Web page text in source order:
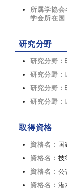
所属学協会
学会所在国
研究分野
研究分野：
研究分野：
研究分野：
研究分野：
取得資格
資格名： 国
資格名： 技
資格名： 公
資格名： 潜